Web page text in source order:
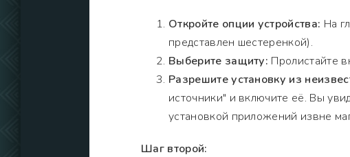
Откройте опции устройства: На
представлен шестеренкой).
Выберите защиту: Пролистайте
Разрешите установку из
источники" и включите её. Вы
установкой приложений извне
Шаг второй: